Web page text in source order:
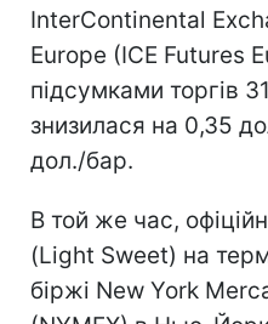
InterContinental
Europe (IСE Futures
підсумками торгів
знизилася на 0,35
дол./бар.
В той же час,
(Light Sweet) на
біржі New York